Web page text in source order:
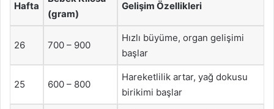
Hafta
(gram)
Gelişim Özellikleri
26 700 – 900
Hızlı büyüme, organ gelişimi
başlar
25 600 – 800
Hareketlilik artar, yağ dokusu
birikimi başlar